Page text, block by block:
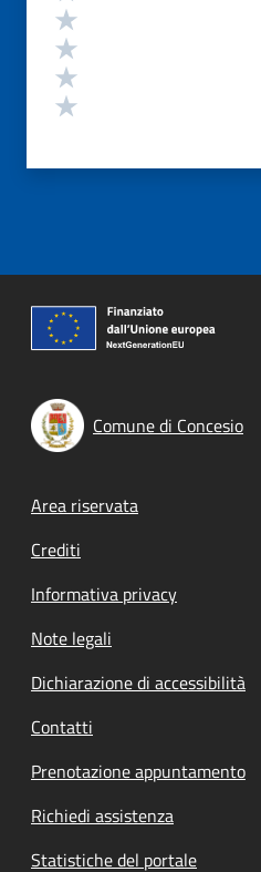
Comune di Concesio
Footer menu
Area riservata
Crediti
Informativa privacy
Note legali
Dichiarazione di accessibilità
Contatti
Prenotazione appuntamento
Richiedi assistenza
Statistiche del portale